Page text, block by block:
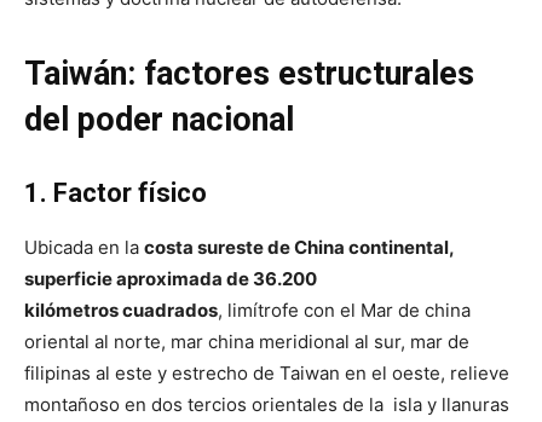
Taiwán: factores estructurales
del poder nacional
1. Factor físico
Ubicada en la costa sureste de China continental,
superficie aproximada de 36.200
kilómetros cuadrados, limítrofe con el Mar de china
oriental al norte, mar china meridional al sur, mar de
filipinas al este y estrecho de Taiwan en el oeste, relieve
montañoso en dos tercios orientales de la isla y llanuras